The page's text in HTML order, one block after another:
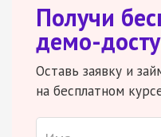
Получи
демо-
Оставь заявку и
на бесплатном